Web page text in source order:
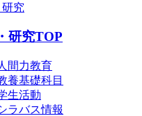
究
研究TOP
間力教育
養基礎科目
生活動
ラバス情報